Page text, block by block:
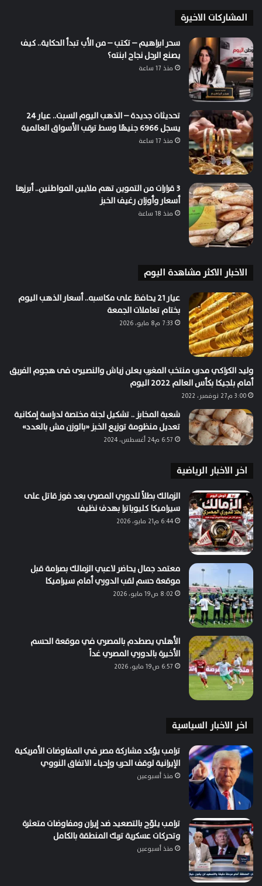
المشاركات الاخيرة
سحر ابراهيم – تكتب – من الأب تبدأ الحكاية.. كيف
يصنع الرجل نجاح ابنته؟
منذ 17 ساعة
تحديثات جديدة – الذهب اليوم السبت.. عيار 24
يسجل 6966 جنيهًا وسط ترقب الأسواق العالمية
منذ 17 ساعة
3 قرارات من التموين تهم ملايين المواطنين.. أبرزها
أسعار وأوزان رغيف الخبز
منذ 18 ساعة
الاخبار الاكثر مشاهدة اليوم
عيار 21 يحافظ على مكاسبه.. أسعار الذهب اليوم
بختام تعاملات الجمعة
7:33 م8 مايو، 2026
وليد الكراكي مدرب منتخب المغرب يعلن زياش والنصيرى فى هجوم الفريق
أمام بلجيكا بكأس العالم 2022 اليوم
3:00 م27 نوفمبر، 2022
شعبة المخابز .. تشكيل لجنة مختصة لدراسة إمكانية
تعديل منظومة توزيع الخبز «بالوزن مش بالعدد»
6:57 م24 أغسطس، 2024
اخر الاخبار الرياضية
الزمالك بطلاً للدوري المصري بعد فوز قاتل على
سيراميكا كليوباترا بهدف نظيف
6:44 م21 مايو، 2026
معتمد جمال يحاضر لاعبي الزمالك بصرامة قبل
موقعة حسم لقب الدوري أمام سيراميكا
8:02 ص19 مايو، 2026
الأهلي يصطدم بالمصري في موقعة الحسم
الأخيرة بالدوري المصري غداً
6:57 ص19 مايو، 2026
اخر الاخبار السياسية
ترامب يؤكد مشاركة مصر في المفاوضات الأمريكية
الإيرانية لوقف الحرب وإحياء الاتفاق النووي
منذ أسبوعين
ترامب يلوّح بالتصعيد ضد إيران ومفاوضات متعثرة
وتحركات عسكرية تربك المنطقة بالكامل
منذ أسبوعين